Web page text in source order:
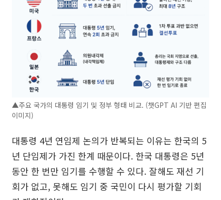
▲주요 국가의 대통령 임기 및 정부 형태 비교. (챗GPT AI 기반 편집
이미지)
대통령 4년 연임제 논의가 반복되는 이유는 한국의 5
년 단임제가 가진 한계 때문이다. 한국 대통령은 5년
동안 한 번만 임기를 수행할 수 있다. 잘해도 재선 기
회가 없고, 못해도 임기 중 국민이 다시 평가할 기회